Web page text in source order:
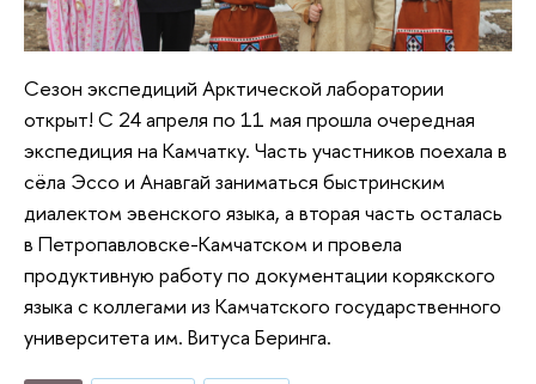
Сезон экспедиций Арктической лаборатории
открыт! С 24 апреля по 11 мая прошла очередная
экспедиция на Камчатку. Часть участников поехала в
сёла Эссо и Анавгай заниматься быстринским
диалектом эвенского языка, а вторая часть осталась
в Петропавловске-Камчатском и провела
продуктивную работу по документации корякского
языка с коллегами из Камчатского государственного
университета им. Витуса Беринга.